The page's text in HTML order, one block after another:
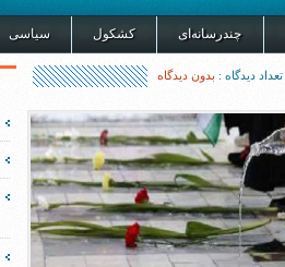
چندرسانه‌ای کشکول سیاسی
تعداد دیدگاه : بدون دیدگاه